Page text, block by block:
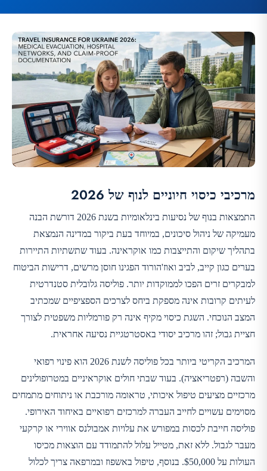
מרכיבי כיסוי חיוניים לנוף של 2026
התמצאות בנוף של נסיעות בינלאומיות בשנת 2026 דורשת הבנה
מעמיקה של ניהול סיכונים, במיוחד בעת ביקור במדינה הנמצאת
בתהליך שיקום והתייצבות כמו אוקראינה. בעוד שתשתיות התיירות
בערים כגון קייב, לביב ואוז'הורוד הפגינו חוסן מרשים, דרישות הביטוח
למבקרים זרים הפכו לממוקדות יותר. פוליסה גלובלית סטנדרטית
לעיתים קרובות אינה מספקת ביחס לצרכים הספציפיים שמכתיב
המצב הנוכחי. השגת כיסוי מקיף אינה רק פורמליות משפטית לצורך
חציית גבול; זהו מרכיב יסודי באסטרטגיית נסיעה אחראית.
המרכיב הקריטי ביותר בכל פוליסה לשנת 2026 הוא פינוי רפואי
והשבה (רפטריאציה). בעוד שבתי חולים אוקראיניים במטרופולינים
מרכזיים מציעים טיפול איכותי, טראומה מורכבת או ניתוחים מתמחים
מסוימים עשויים לחייב העברה למרכזים רפואיים באיחוד האירופי.
פוליסה חייבת לכסות במפורש את עלויות אמבולנס אווירי או קרקעי
מעבר לגבול. ללא זאת, מטייל עלול להתמודד עם הוצאות מכיסו
העולות על $50,000. בנוסף, טיפול באשפוז ובמרפאה צריך לכלול